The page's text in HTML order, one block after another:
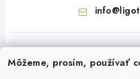
Môžeme, prosím, používať
info@